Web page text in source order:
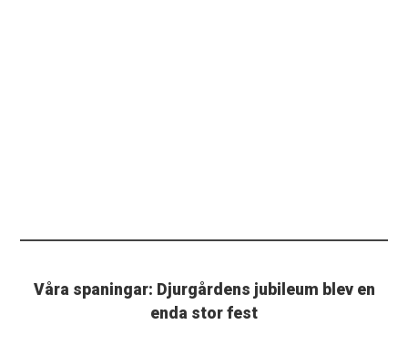
Våra spaningar: Djurgårdens jubileum blev en
enda stor fest